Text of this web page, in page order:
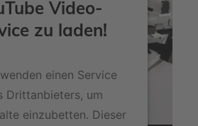
Video-
zu laden!
einen Service
Drittanbieters, um
einzubetten. Dieser